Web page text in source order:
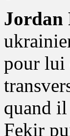
Jordan
pour lui
quand il
Fekir